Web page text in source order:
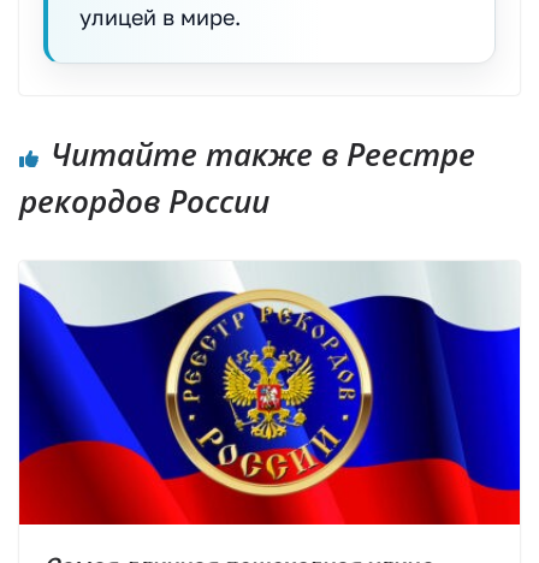
улицей в мире.
Читайте также в Реестре
рекордов России